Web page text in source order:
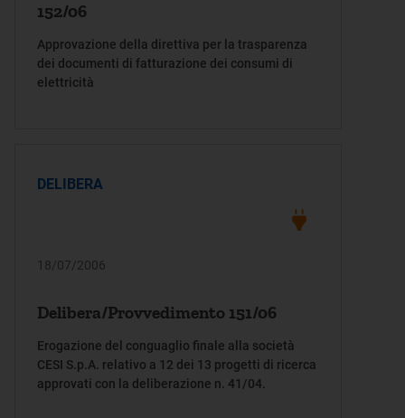
152/06
Approvazione della direttiva per la trasparenza
dei documenti di fatturazione dei consumi di
elettricità
DELIBERA
18/07/2006
Delibera/Provvedimento 151/06
Erogazione del conguaglio finale alla società
CESI S.p.A. relativo a 12 dei 13 progetti di ricerca
approvati con la deliberazione n. 41/04.